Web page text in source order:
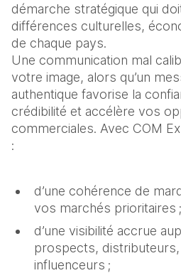
démarche stratégique qui
différences culturelles,
de chaque pays.
Une communication mal
votre image, alors qu’un
authentique favorise la
crédibilité et accélère vos
commerciales. Avec COM
:
d’une cohérence de
vos marchés prioritaires ;
d’une visibilité accrue
prospects,
influenceurs ;